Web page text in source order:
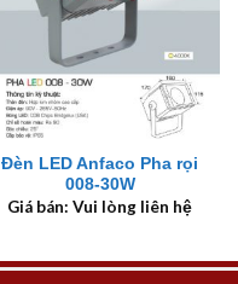
Đèn LED Anfaco Pha rọi
008-30W
Giá bán: Vui lòng liên hệ